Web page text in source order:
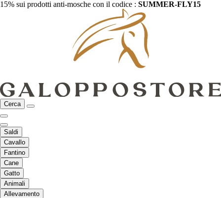
15% sui prodotti anti-mosche con il codice : SUMMER-FLY15
Cerca
Saldi
Cavallo
Fantino
Cane
Gatto
Animali
Allevamento